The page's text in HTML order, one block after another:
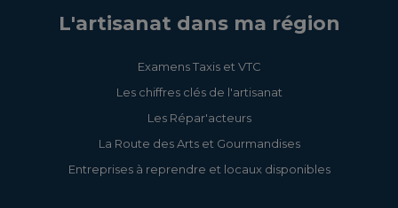
L'artisanat dans ma région
Examens Taxis et VTC
Les chiffres clés de l'artisanat
Les Répar'acteurs
La Route des Arts et Gourmandises
Entreprises à reprendre et locaux disponibles